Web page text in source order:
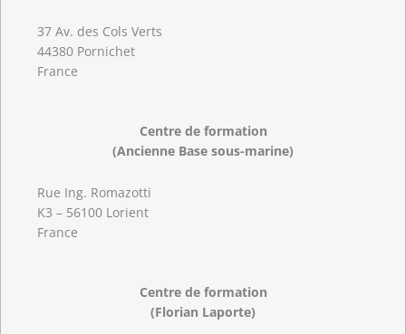
37 Av. des Cols Verts
44380 Pornichet
France
Centre de formation
(Ancienne Base sous-marine)
Rue Ing. Romazotti
K3 – 56100 Lorient
France
Centre de formation
(Florian Laporte)